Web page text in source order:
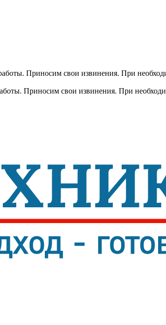
Приносим свои извинения. При
Приносим свои извинения. При